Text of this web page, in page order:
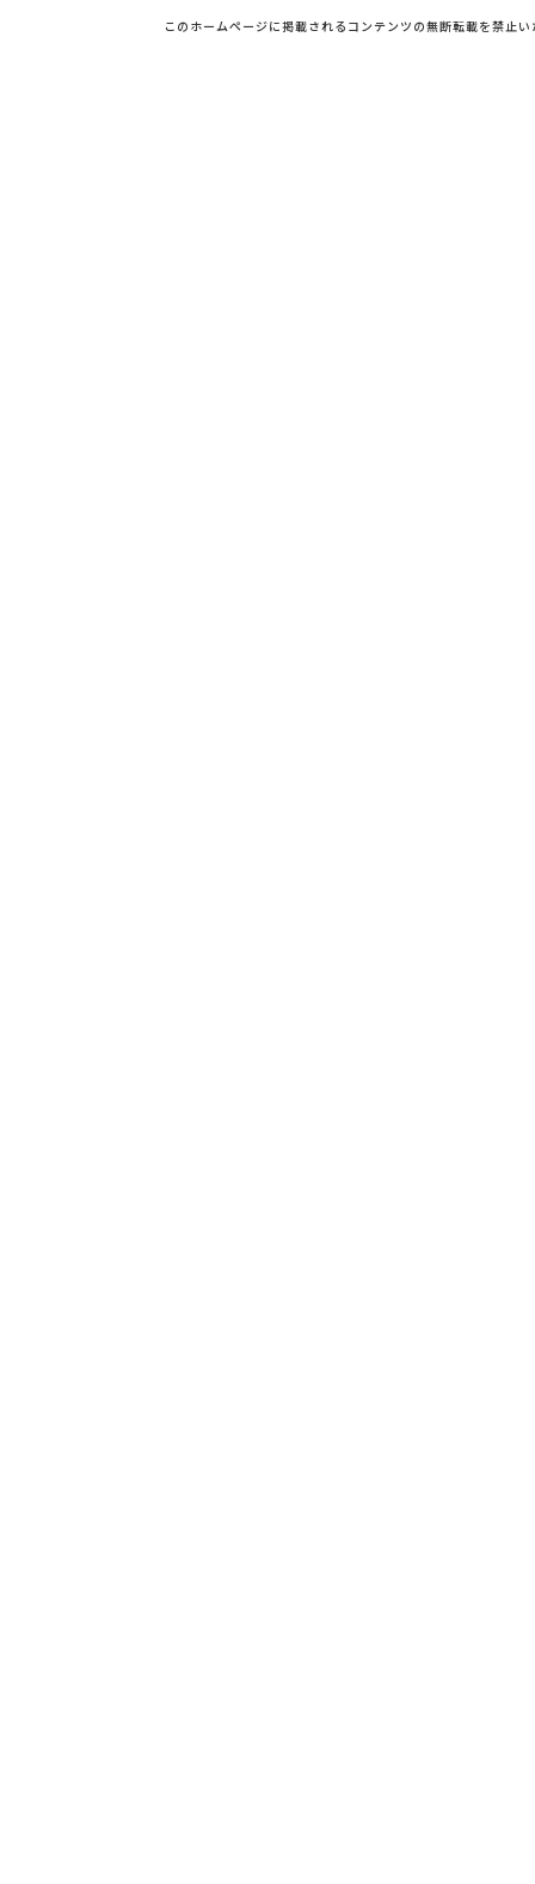
このホームページに掲載されるコンテンツの無断転載を禁止い